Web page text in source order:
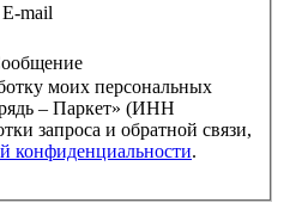
E-mail
моих персональных
– Паркет» (ИНН
конфиденциальности.